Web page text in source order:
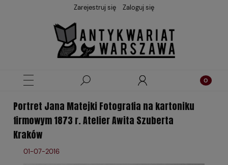
Zarejestruj się Zaloguj się
Portret Jana Matejki Fotografia na kartoniku
firmowym 1873 r. Atelier Awita Szuberta
Kraków
01-07-2016